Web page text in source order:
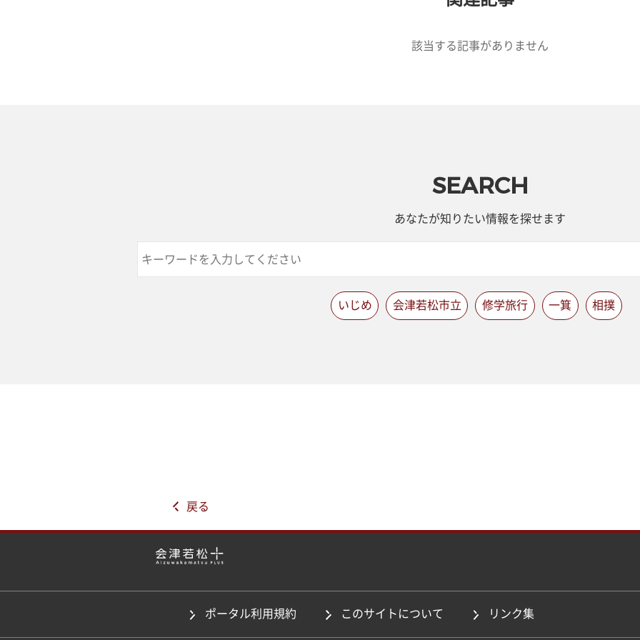
該当する記事がありません
SEARCH
あなたが知りたい情報を探せます
いじめ 会津若松市立 修学旅行 一箕 相撲
戻る
ポータル利用規約 このサイトについて リンク集